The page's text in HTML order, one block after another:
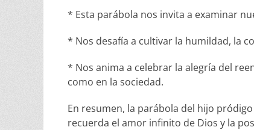
* Esta parábola nos invita a examinar
* Nos desafía a cultivar la humildad, la
* Nos anima a celebrar la alegría del
como en la sociedad.
En resumen, la parábola del hijo
recuerda el amor infinito de Dios y la